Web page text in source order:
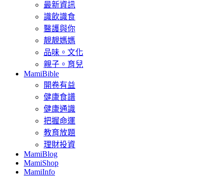
最新資訊
識飲識食
醫護與你
靚靚媽媽
品味。文化
親子。育兒
MamiBible
開卷有益
健康食譜
健康通識
把握命運
教育放題
理財投資
MamiBlog
MamiShop
MamiInfo